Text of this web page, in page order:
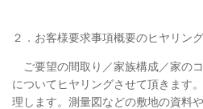
２． お客様要求事項概要のヒヤリング
ご要望の間取り／家族構成／家の
についてヒヤリングさせて頂きます
理します。測量図などの敷地の資料